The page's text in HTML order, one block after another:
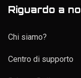
Riguardo a
Chi siamo?
Centro di supporto